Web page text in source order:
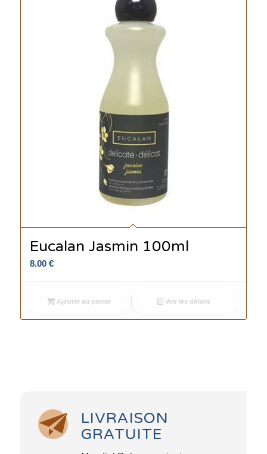
Eucalan Jasmin 100ml
8.00 €
Ajouter au panier Voir les détails
LIVRAISON
GRATUITE